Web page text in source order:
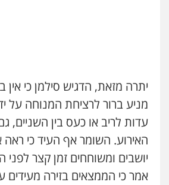
פלילי עבירות מין סמים
חקירות ומעצרים
0526885006
יתרה מזאת, הדגיש סילמן כי
מניע ברור לרציחת המנוחה על
עדות לריב או כעס בין השניים,
האירוע. השומר אף העיד כי ראה
יושבים ומשוחחים זמן קצר לפני
אמר כי הממצאים בזירה